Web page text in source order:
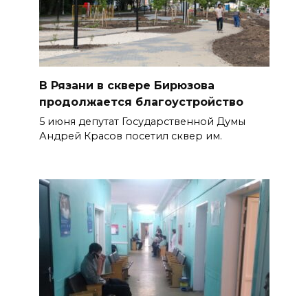
В Рязани в сквере Бирюзова
продолжается благоустройство
5 июня депутат Государственной Думы
Андрей Красов посетил сквер им.